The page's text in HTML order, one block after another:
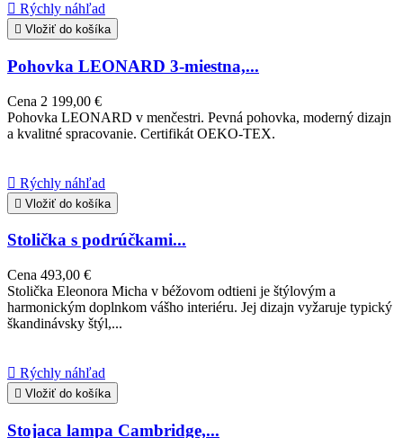
 Rýchly náhľad
 Vložiť do košíka
Pohovka LEONARD 3-miestna,...
Cena 2 199,00 €
Pohovka LEONARD v menčestri. Pevná pohovka, moderný dizajn
a kvalitné spracovanie. Certifikát OEKO-TEX.
 Rýchly náhľad
 Vložiť do košíka
Stolička s podrúčkami...
Cena 493,00 €
Stolička Eleonora Micha v béžovom odtieni je štýlovým a
harmonickým doplnkom vášho interiéru. Jej dizajn vyžaruje typický
škandinávsky štýl,...
 Rýchly náhľad
 Vložiť do košíka
Stojaca lampa Cambridge,...